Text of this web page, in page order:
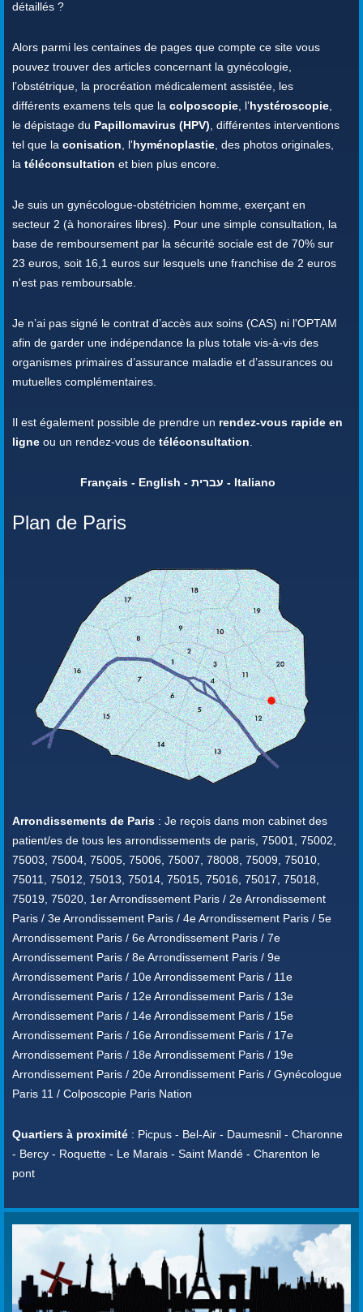
détaillés ?
Alors parmi les centaines de pages que compte ce site vous
pouvez trouver des articles concernant la gynécologie,
l’obstétrique, la procréation médicalement assistée, les
différents examens tels que la colposcopie , l’hystéroscopie
le dépistage du Papillomavirus (HPV) , différentes interventions
tel que la conisation , l'hyménoplastie , des photos originales,
la téléconsultation et bien plus encore.
Je suis un gynécologue-obstétricien homme, exerçant en
secteur 2 (à honoraires libres). Pour une simple consultation, la
base de remboursement par la sécurité sociale est de 70% sur
23 euros, soit 16,1 euros sur lesquels une franchise de 2 euros
n'est pas remboursable.
Je n’ai pas signé le contrat d’accès aux soins (CAS) ni l'OPTAM
afin de garder une indépendance la plus totale vis-à-vis des
organismes primaires d’assurance maladie et d’assurances ou
mutuelles complémentaires.
Il est également possible de prendre un rendez-vous rapide en
ligne ou un rendez-vous de téléconsultation
Français - English - עברית - Italiano
Plan de Paris
Arrondissements de Paris : Je reçois dans mon cabinet des
patient/es de tous les arrondissements de paris, 75001, 75002,
75003, 75004, 75005, 75006, 75007, 78008, 75009, 75010,
75011, 75012, 75013, 75014, 75015, 75016, 75017, 75018,
75019, 75020, 1er Arrondissement Paris / 2e Arrondissement
Paris / 3e Arrondissement Paris / 4e Arrondissement Paris / 5e
Arrondissement Paris / 6e Arrondissement Paris / 7e
Arrondissement Paris / 8e Arrondissement Paris / 9e
Arrondissement Paris / 10e Arrondissement Paris / 11e
Arrondissement Paris / 12e Arrondissement Paris / 13e
Arrondissement Paris / 14e Arrondissement Paris / 15e
Arrondissement Paris / 16e Arrondissement Paris / 17e
Arrondissement Paris / 18e Arrondissement Paris / 19e
Arrondissement Paris / 20e Arrondissement Paris / Gynécologue
Paris 11 / Colposcopie Paris Nation
Quartiers à proximité : Picpus - Bel-Air - Daumesnil - Charonne
- Bercy - Roquette - Le Marais - Saint Mandé - Charenton le
pont